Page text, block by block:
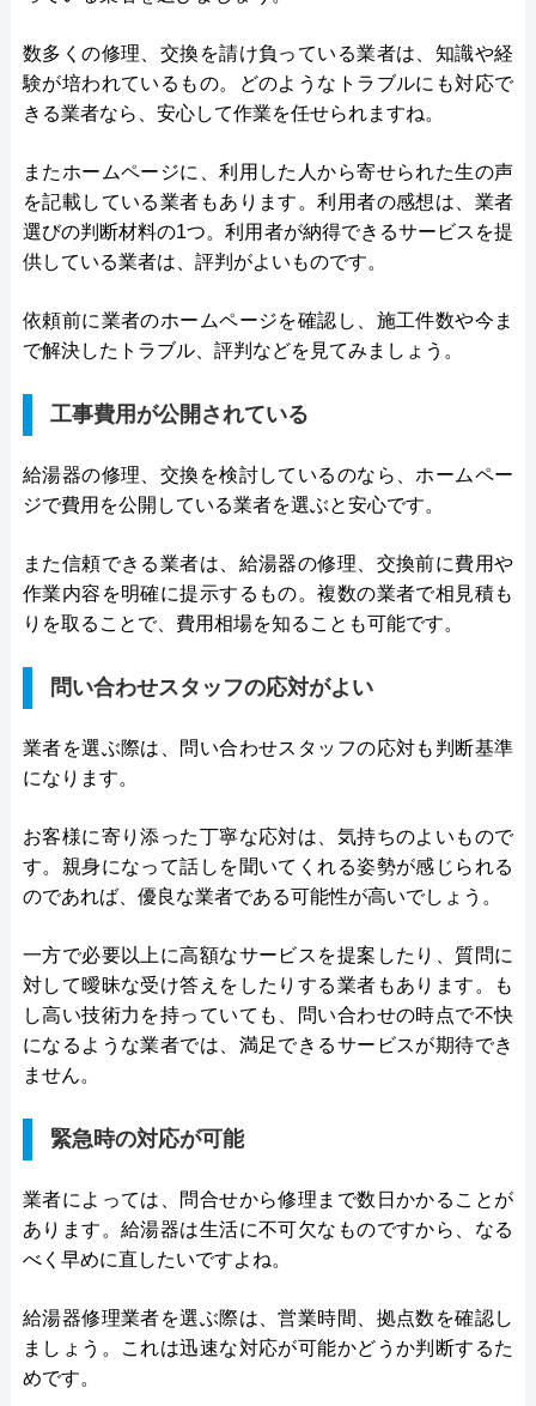
数多くの修理、交換を請け負っている業者は、知識や経
験が培われているもの。どのようなトラブルにも対応で
きる業者なら、安心して作業を任せられますね。
またホームページに、利用した人から寄せられた生の声
を記載している業者もあります。利用者の感想は、業者
選びの判断材料の1つ。利用者が納得できるサービスを提
供している業者は、評判がよいものです。
依頼前に業者のホームページを確認し、施工件数や今ま
で解決したトラブル、評判などを見てみましょう。
工事費用が公開されている
給湯器の修理、交換を検討しているのなら、ホームペー
ジで費用を公開している業者を選ぶと安心です。
また信頼できる業者は、給湯器の修理、交換前に費用や
作業内容を明確に提示するもの。複数の業者で相見積も
りを取ることで、費用相場を知ることも可能です。
問い合わせスタッフの応対がよい
業者を選ぶ際は、問い合わせスタッフの応対も判断基準
になります。
お客様に寄り添った丁寧な応対は、気持ちのよいもので
す。親身になって話しを聞いてくれる姿勢が感じられる
のであれば、優良な業者である可能性が高いでしょう。
一方で必要以上に高額なサービスを提案したり、質問に
対して曖昧な受け答えをしたりする業者もあります。も
し高い技術力を持っていても、問い合わせの時点で不快
になるような業者では、満足できるサービスが期待でき
ません。
緊急時の対応が可能
業者によっては、問合せから修理まで数日かかることが
あります。給湯器は生活に不可欠なものですから、なる
べく早めに直したいですよね。
給湯器修理業者を選ぶ際は、営業時間、拠点数を確認し
ましょう。これは迅速な対応が可能かどうか判断するた
めです。